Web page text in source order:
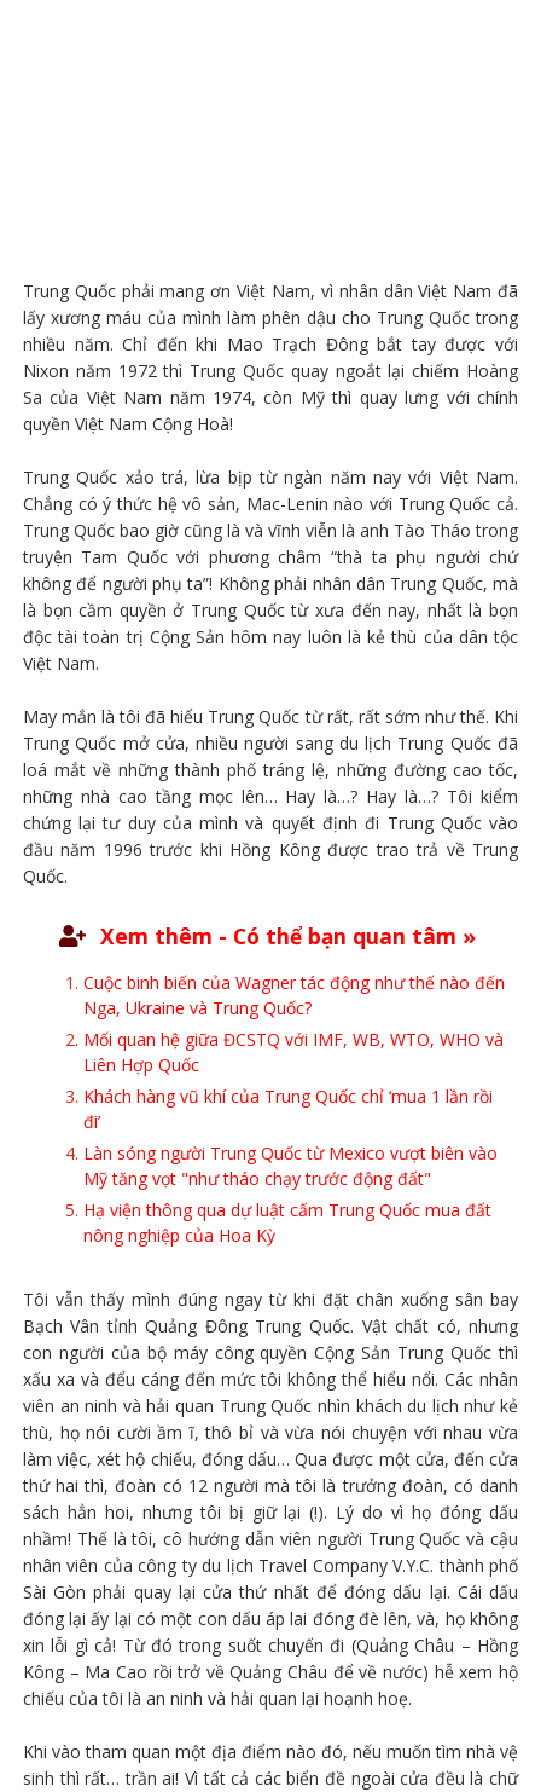
Trung Quốc phải mang ơn Việt Nam, vì nhân dân Việt Nam đã
lấy xương máu của mình làm phên dậu cho Trung Quốc trong
nhiều năm. Chỉ đến khi Mao Trạch Đông bắt tay được với
Nixon năm 1972 thì Trung Quốc quay ngoắt lại chiếm Hoàng
Sa của Việt Nam năm 1974, còn Mỹ thì quay lưng với chính
quyền Việt Nam Cộng Hoà!
Trung Quốc xảo trá, lừa bịp từ ngàn năm nay với Việt Nam.
Chẳng có ý thức hệ vô sản, Mac-Lenin nào với Trung Quốc cả.
Trung Quốc bao giờ cũng là và vĩnh viễn là anh Tào Tháo trong
truyện Tam Quốc với phương châm “thà ta phụ người chứ
không để người phụ ta”! Không phải nhân dân Trung Quốc, mà
là bọn cầm quyền ở Trung Quốc từ xưa đến nay, nhất là bọn
độc tài toàn trị Cộng Sản hôm nay luôn là kẻ thù của dân tộc
Việt Nam.
May mắn là tôi đã hiểu Trung Quốc từ rất, rất sớm như thế. Khi
Trung Quốc mở cửa, nhiều người sang du lịch Trung Quốc đã
loá mắt về những thành phố tráng lệ, những đường cao tốc,
những nhà cao tầng mọc lên… Hay là…? Hay là…? Tôi kiểm
chứng lại tư duy của mình và quyết định đi Trung Quốc vào
đầu năm 1996 trước khi Hồng Kông được trao trả về Trung
Quốc.
Xem thêm - Có thể bạn quan tâm »
Cuộc binh biến của Wagner tác động như thế nào đến
Nga, Ukraine và Trung Quốc?
Mối quan hệ giữa ĐCSTQ với IMF, WB, WTO, WHO và
Liên Hợp Quốc
Khách hàng vũ khí của Trung Quốc chỉ ‘mua 1 lần rồi
đi’
Làn sóng người Trung Quốc từ Mexico vượt biên vào
Mỹ tăng vọt "như tháo chạy trước động đất"
Hạ viện thông qua dự luật cấm Trung Quốc mua đất
nông nghiệp của Hoa Kỳ
Tôi vẫn thấy mình đúng ngay từ khi đặt chân xuống sân bay
Bạch Vân tỉnh Quảng Đông Trung Quốc. Vật chất có, nhưng
con người của bộ máy công quyền Cộng Sản Trung Quốc thì
xấu xa và đểu cáng đến mức tôi không thể hiểu nổi. Các nhân
viên an ninh và hải quan Trung Quốc nhìn khách du lịch như kẻ
thù, họ nói cười ầm ĩ, thô bỉ và vừa nói chuyện với nhau vừa
làm việc, xét hộ chiếu, đóng dấu… Qua được một cửa, đến cửa
thứ hai thì, đoàn có 12 người mà tôi là trưởng đoàn, có danh
sách hẳn hoi, nhưng tôi bị giữ lại (!). Lý do vì họ đóng dấu
nhầm! Thế là tôi, cô hướng dẫn viên người Trung Quốc và cậu
nhân viên của công ty du lịch Travel Company V.Y.C. thành phố
Sài Gòn phải quay lại cửa thứ nhất để đóng dấu lại. Cái dấu
đóng lại ấy lại có một con dấu áp lai đóng đè lên, và, họ không
xin lỗi gì cả! Từ đó trong suốt chuyến đi (Quảng Châu – Hồng
Kông – Ma Cao rồi trở về Quảng Châu để về nước) hễ xem hộ
chiếu của tôi là an ninh và hải quan lại hoạnh hoẹ.
Khi vào tham quan một địa điểm nào đó, nếu muốn tìm nhà vệ
sinh thì rất… trần ai! Vì tất cả các biển đề ngoài cửa đều là chữ